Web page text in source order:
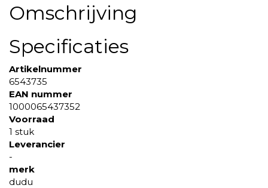
Omschrijving
Specificaties
Artikelnummer
6543735
EAN nummer
1000065437352
Voorraad
1 stuk
Leverancier
-
merk
dudu